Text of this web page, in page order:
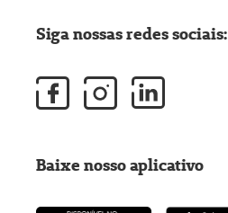
Siga nossas redes sociais:
Baixe nosso aplicativo